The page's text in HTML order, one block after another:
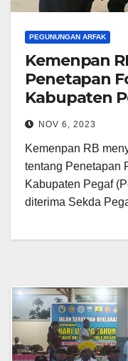
PEGUNUNGAN ARFAK
Kemenpan
Penetapan
Kabupaten
NOV 6, 2023
Kemenpan RB
tentang Penetapan
Kabupaten Pegaf
diterima Sekda